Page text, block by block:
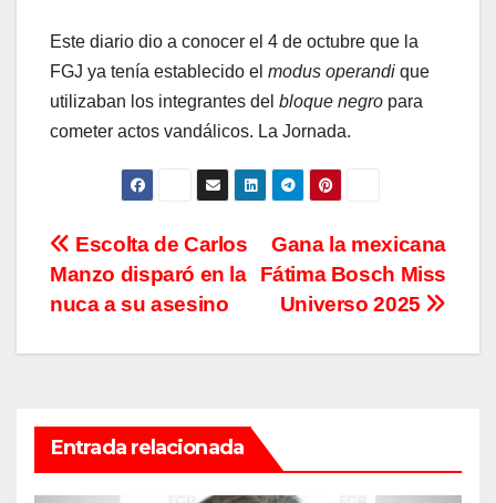
Este diario dio a conocer el 4 de octubre que la
FGJ ya tenía establecido el modus operandi que
utilizaban los integrantes del bloque negro para
cometer actos vandálicos. La Jornada.
Navegación
de
entradas
Gana la mexicana
Fátima Bosch Miss
Universo 2025
Escolta de Carlos
Manzo disparó en la
nuca a su asesino
Entrada relacionada